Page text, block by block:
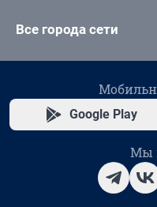
Все города сети
Google Play
Мы